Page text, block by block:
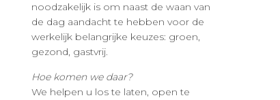
noodzakelijk is om naast de waan van
de dag aandacht te hebben voor de
werkelijk belangrijke keuzes: groen,
gezond, gastvrij.
Hoe komen we daar?
We helpen u los te laten, open te